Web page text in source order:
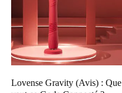
Lovense Gravity (Avis) : Que